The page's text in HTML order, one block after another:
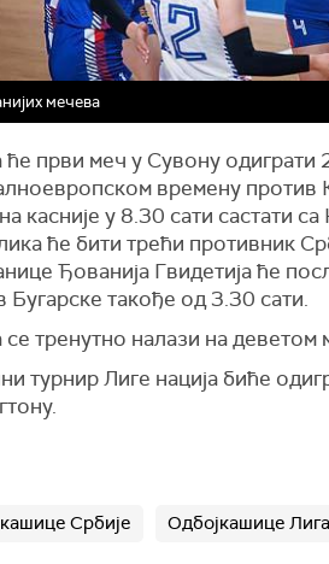
мечева
ће први меч у Сувону одиграти
времену против
касније у 8.30 сати састати
ће бити трећи противник
Ђованија Гвидетија ће
Бугарске такође од 3.30 сати.
се тренутно налази на
турнир Лиге нација биће
Србије Одбојкашице